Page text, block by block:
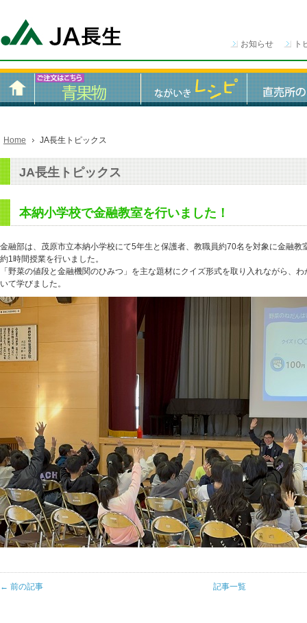
お知らせ ト
Home JA長生トピックス
JA長生トピックス
本納小学校で金融教室を行いました！
金融部は、茂原市立本納小学校にて5年生と保護者、教職員約70名を対象に金融
約1時間授業を行いました。
「野菜の値段と金融機関のひみつ」を主な題材にクイズ形式を取り入れながら、
いて学びました。
← 前の記事 記事一覧